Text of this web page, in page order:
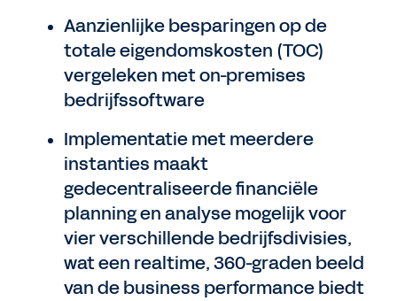
Aanzienlijke besparingen op de
totale eigendomskosten (TOC)
vergeleken met on-premises
bedrijfssoftware
Implementatie met meerdere
instanties maakt
gedecentraliseerde financiële
planning en analyse mogelijk voor
vier verschillende bedrijfsdivisies,
wat een realtime, 360-graden beeld
van de business performance biedt